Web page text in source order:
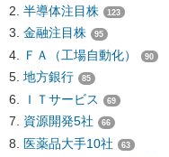
半導体注目株 123
金融注目株 95
ＦＡ（工場自動化） 90
地方銀行 85
ＩＴサービス 69
資源開発5社 66
医薬品大手10社 63